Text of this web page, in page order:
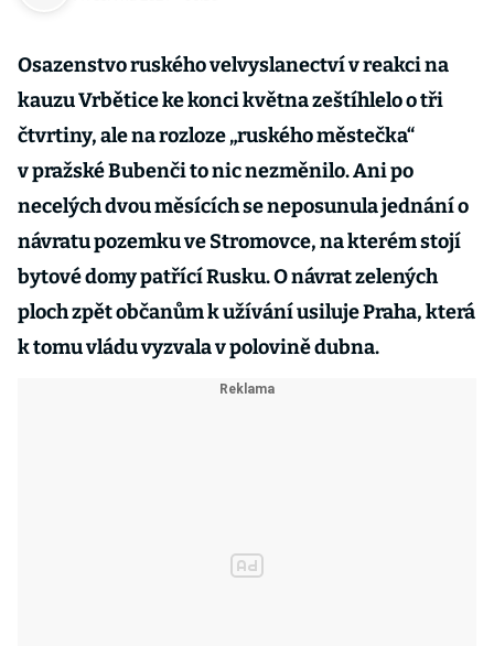
Osazenstvo ruského velvyslanectví v reakci na
kauzu Vrbětice ke konci května zeštíhlelo o tři
čtvrtiny, ale na rozloze „ruského městečka“
v pražské Bubenči to nic nezměnilo. Ani po
necelých dvou měsících se neposunula jednání o
návratu pozemku ve Stromovce, na kterém stojí
bytové domy patřící Rusku. O návrat zelených
ploch zpět občanům k užívání usiluje Praha, která
k tomu vládu vyzvala v polovině dubna.